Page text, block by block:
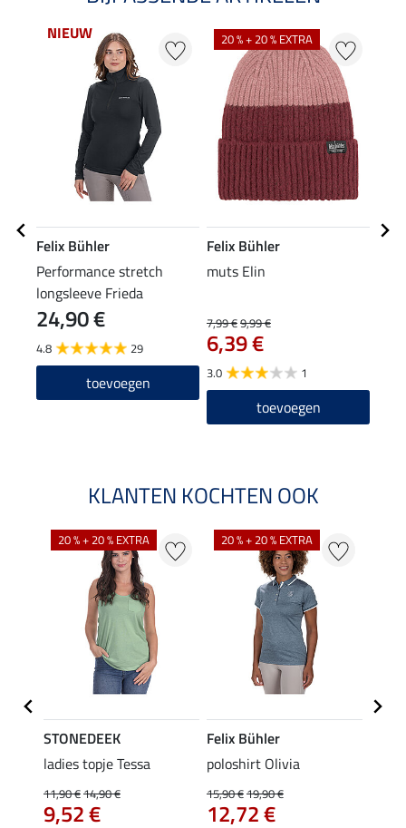
NIEUW
Felix Bühler
Performance stretch
longsleeve Frieda
24,90 €
4.8 29
toevoegen
20 % + 20 % EXTRA
Felix Bühler
muts Elin
7,99 €9,99 €
6,39 €
3.0 1
toevoegen
KLANTEN KOCHTEN OOK
20 % + 20 % EXTRA
STONEDEEK
ladies topje Tessa
11,90 €14,90 €
9,52 €
20 % + 20 % EXTRA
Felix Bühler
poloshirt Olivia
15,90 €19,90 €
12,72 €